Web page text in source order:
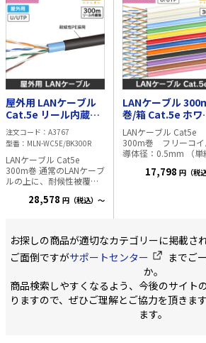
しが可能な構造のた
常設でのご使用はお
めしておりません。 特長
注）棒型圧着端子は
できません。 抜け止
ンセントの採用で機
プラグの抜けを防止
（WK1262SW、
WK1562SW） 5ヵ所
具固定用ビス穴で必要
応じて仮固定が容易
（WK1262SW、
WK1562SW） 電線は
釦（フル端子）の採
電線の取り外しが容
フル端子式の送り配線
用で複数コンセント
屋外用 LANケーブル
Cat.5e リール内蔵箱
入 300m巻
注文コード
A3767
型番
MLN-WC5E/BK300R
LANケーブル Cat5e
300m巻 通常のLANケーブ
ルの上に、耐候性被覆で
ブルです。 ※ケーブル引
径:0.5mm (単線) 材質:軟
銅線 適用規格：ANSI/TIA-
568.2-E、ISO/IEC 11801-
1 Ed1.0、JIS X 5150-
JCS 5507:2023 長
さ:300m 1m毎レングスマ
ーク付 カラー:ブラック
28,578 円（税込）～
LANケーブル
巻/箱 Cat.5e ホワイ
ト
LANケーブル Cat5e
300m巻 フリーコイ
導体径：0.5mm （単
ANSI/TIA-568.2-E、
にレングスマーク付）
新型の特長※ ケーブル
引出しがスムースに
り、ひっかかりにくい
造になりました ※同色で
3巻～・6巻～の場合
単価が安くなります。 カ
ラー ブルー（水色）
17,798 円（税
お探しの商品が適切なカテゴリーに掲載さ
ご面倒ですがサポートセンター
までご
か。
商品検索しやすくなるよう、今後のサイト
りますので、ぜひご理解とご協力を頂きま
ます。